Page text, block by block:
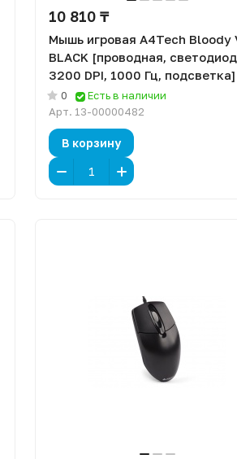
10 810 ₸
Мышь игровая A4Tech Bloody
BLACK [проводная,
3200 DPI, 1000 Гц, подсветка]
0
Есть в наличии
Арт. 13-00000482
В корзину